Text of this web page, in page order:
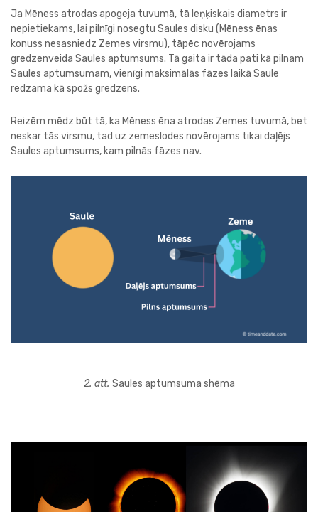
Ja Mēness atrodas apogeja tuvumā, tā leņķiskais diametrs ir
nepietiekams, lai pilnīgi nosegtu Saules disku (Mēness ēnas
konuss nesasniedz Zemes virsmu), tāpēc novērojams
gredzenveida Saules aptumsums. Tā gaita ir tāda pati kā pilnam
Saules aptumsumam, vienīgi maksimālās fāzes laikā Saule
redzama kā spožs gredzens.
Reizēm mēdz būt tā, ka Mēness ēna atrodas Zemes tuvumā, bet
neskar tās virsmu, tad uz zemeslodes novērojams tikai daļējs
Saules aptumsums, kam pilnās fāzes nav.
2. att. Saules aptumsuma shēma